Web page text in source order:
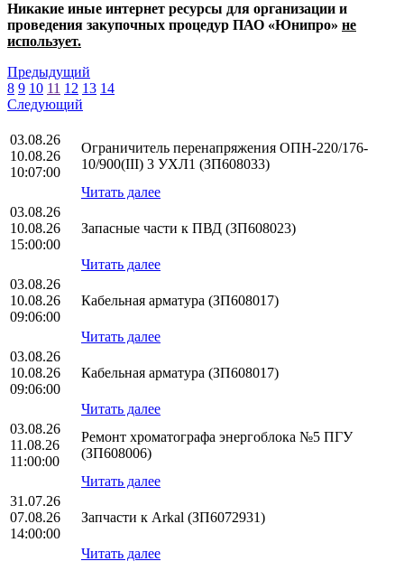
Никакие иные интернет ресурсы для организации и
проведения закупочных процедур ПАО «Юнипро» не
использует.
Предыдущий
8 9 10 11 12 13 14
Следующий
03.08.26
10.08.26
10:07:00
Ограничитель перенапряжения ОПН-220/176-
10/900(III) 3 УХЛ1 (ЗП608033)
Читать далее
03.08.26
10.08.26
15:00:00
Запасные части к ПВД (ЗП608023)
Читать далее
03.08.26
10.08.26
09:06:00
Кабельная арматура (ЗП608017)
Читать далее
03.08.26
10.08.26
09:06:00
Кабельная арматура (ЗП608017)
Читать далее
03.08.26
11.08.26
11:00:00
Ремонт хроматографа энергоблока №5 ПГУ
(ЗП608006)
Читать далее
31.07.26
07.08.26
14:00:00
Запчасти к Arkal (ЗП6072931)
Читать далее